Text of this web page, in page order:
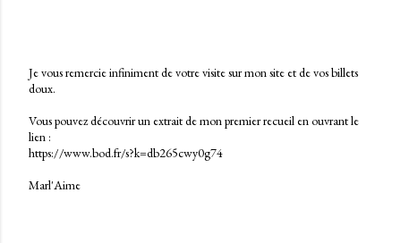
E
r
e
g
s
Je vous remercie infiniment de votre visite sur mon site et de vos billets
doux.
Vous pouvez découvrir un extrait de mon premier recueil en ouvrant le
lien :
https://www.bod.fr/s?k=db265cwy0g74
Marl'Aime